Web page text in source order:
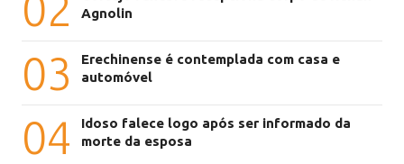
Agnolin
03
Erechinense é contemplada com casa e
automóvel
04
Idoso falece logo após ser informado da
morte da esposa